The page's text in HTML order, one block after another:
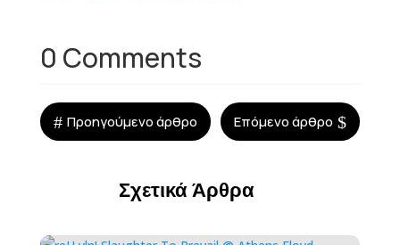
0 Comments
# Προηγούμενο άρθρο Επόμενο άρθρο $
Σχετικά Άρθρα